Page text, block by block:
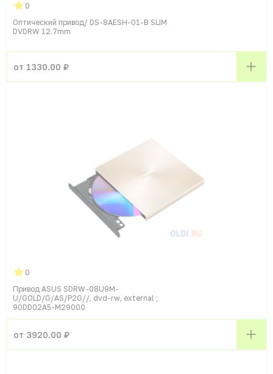
0
Оптический привод/ DS-8AESH-01-B SLIM
DVDRW 12.7mm
от 1330.00 ₽
0
Привод ASUS SDRW-08U9M-
U/GOLD/G/AS/P2G//, dvd-rw, external ;
90DD02A5-M29000
от 3920.00 ₽